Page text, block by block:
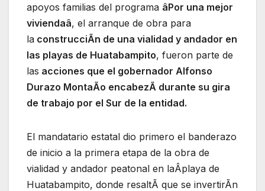
apoyos familias del programa âPor una mejor
viviendaâ, el arranque de obra para
la construcciÃn de una vialidad y andador en
las playas de Huatabampito, fueron parte de
las acciones que el gobernador Alfonso
Durazo MontaÃo encabezÃ durante su gira
de trabajo por el Sur de la entidad.
El mandatario estatal dio primero el banderazo
de inicio a la primera etapa de la obra de
vialidad y andador peatonal en laÂplaya de
Huatabampito, donde resaltÃ que se invertirÃn